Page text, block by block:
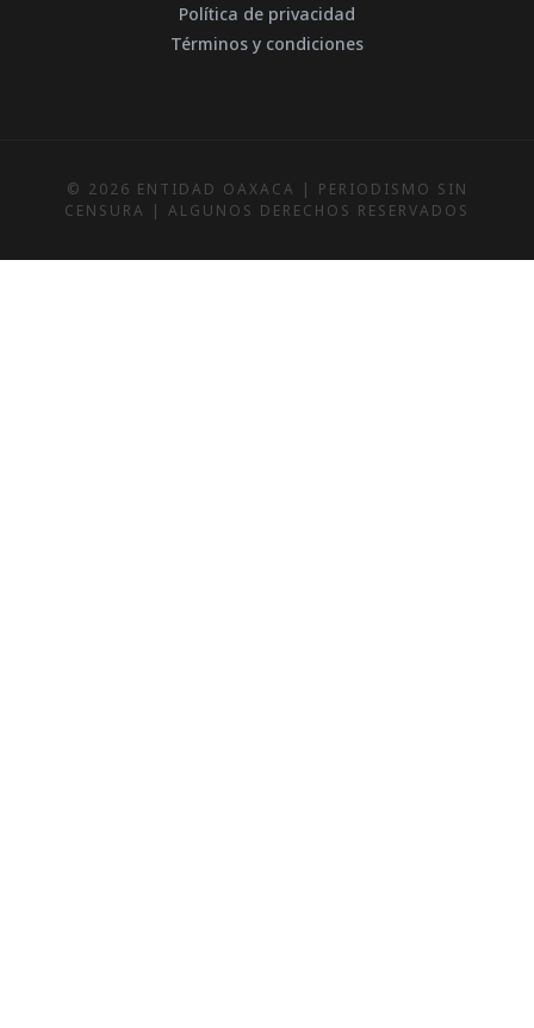
Política de privacidad
Términos y condiciones
© 2026 ENTIDAD OAXACA | PERIODISMO SIN
CENSURA | ALGUNOS DERECHOS RESERVADOS